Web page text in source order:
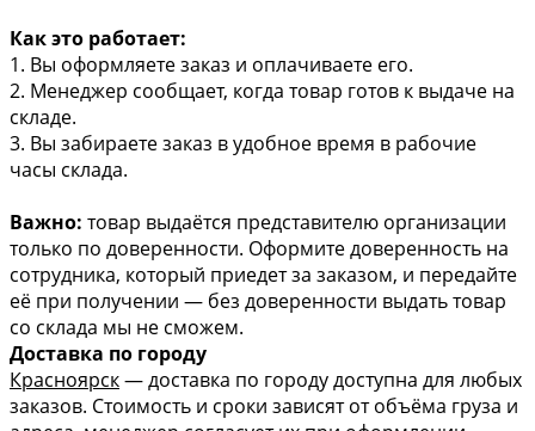
Как это работает:
1. Вы оформляете заказ и оплачиваете его.
2. Менеджер сообщает, когда товар готов к выдаче на
складе.
3. Вы забираете заказ в удобное время в рабочие
часы склада.
Важно: товар выдаётся представителю организации
только по доверенности. Оформите доверенность на
сотрудника, который приедет за заказом, и передайте
её при получении — без доверенности выдать товар
со склада мы не сможем.
Доставка по городу
Красноярск— доставка по городу доступна для любых
заказов. Стоимость и сроки зависят от объёма груза и